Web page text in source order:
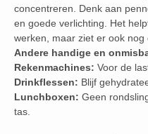
concentreren. Denk aan
en goede verlichting. Het
werken, maar ziet er ook nog
Andere handige en
Rekenmachines: Voor de
Drinkflessen: Blijf
Lunchboxen: Geen
tas.